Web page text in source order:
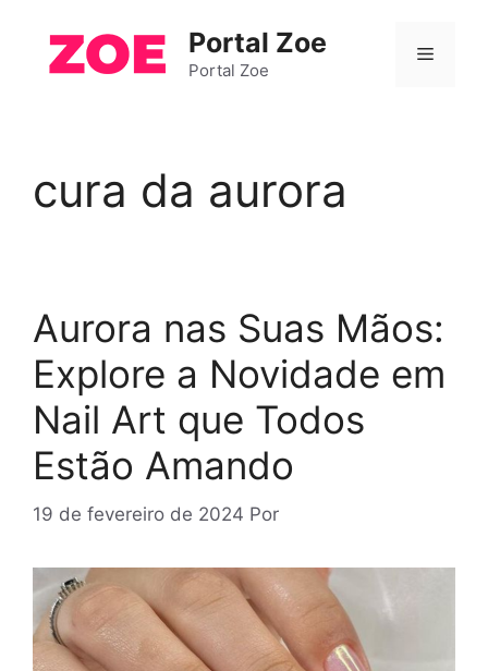
Portal Zoe
Portal Zoe
Menu
cura da aurora
Aurora nas Suas Mãos:
Explore a Novidade em
Nail Art que Todos
Estão Amando
19 de fevereiro de 2024 Por